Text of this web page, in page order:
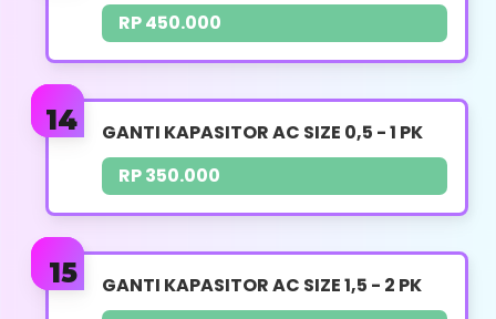
Pembongkaran Indoor
Pembongkaran Pipa & Kabel (Jika
memungkinkan)
Sebelum Pembongkaran Teknisi Akan
Yang Telah Dibongkar
RP 450.000
GANTI KAPASITOR AC SIZE 0,5 - 1 PK
RP 350.000
GANTI KAPASITOR AC SIZE 1,5 - 2 PK